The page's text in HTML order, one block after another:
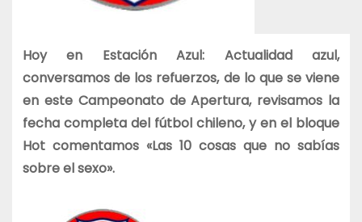
Hoy en Estación Azul: Actualidad azul,
conversamos de los refuerzos, de lo que se viene
en este Campeonato de Apertura, revisamos la
fecha completa del fútbol chileno, y en el bloque
Hot comentamos «Las 10 cosas que no sabías
sobre el sexo».